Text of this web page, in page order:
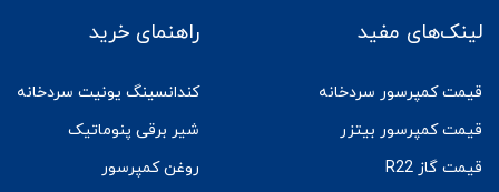
لینک‌های مفید
قیمت کمپرسور سردخانه
قیمت کمپرسور بیتزر
قیمت گاز R22
راهنمای خرید
کندانسینگ یونیت سردخانه
شیر برقی پنوماتیک
روغن کمپرسور